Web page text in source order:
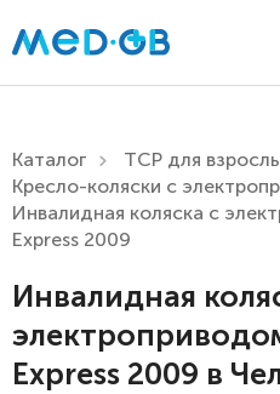
Каталог
ТСР для
Кресло-коляски с
Инвалидная коляска с
Express 2009
Инвалидная
Express 2009 в